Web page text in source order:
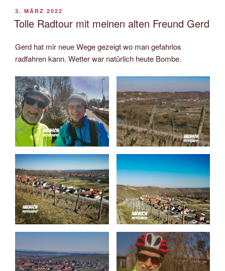
VERÖFFENTLICHT
AM
3. MÄRZ 2022
Tolle Radtour mit meinen alten Freund Gerd
Gerd hat mir neue Wege gezeigt wo man gefahrlos
radfahren kann. Wetter war natürlich heute Bombe.